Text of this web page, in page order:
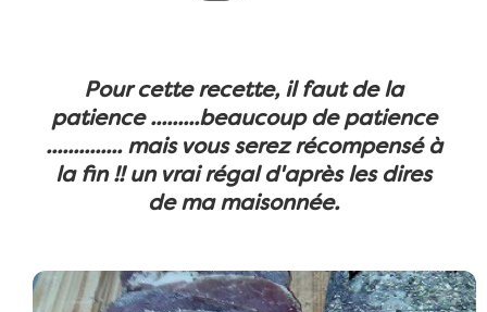
Pour cette recette, il faut de la
patience .........beaucoup de patience
.............. mais vous serez récompensé à
la fin !! un vrai régal d'après les dires
de ma maisonnée.